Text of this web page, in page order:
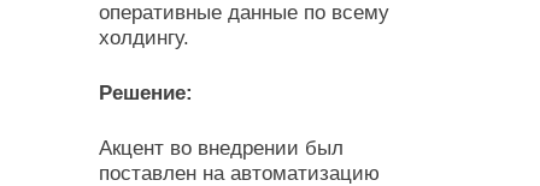
оперативные данные по всему
холдингу.
Решение:
Акцент во внедрении был
поставлен на автоматизацию